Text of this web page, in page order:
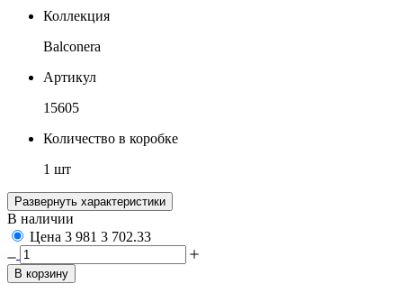
Коллекция
Balconera
Артикул
15605
Количество в коробке
1 шт
Развернуть характеристики
В наличии
Цена 3 981 3 702.33
В корзину